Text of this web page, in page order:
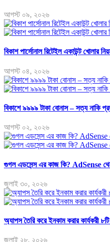
আগস্ট ০৯, ২০২৬
বিকাশ পার্সোনাল রিটেইল একাউন্ট খোলার
আগস্ট ০৪, ২০২৬
বিকাশে ৯৯৯৯ টাকা বোনাস – সত্য নাকি
আগস্ট ০২, ২০২৬
গুগল এডসেন্স এর কাজ কি? AdSense
জুলাই ৩০, ২০২৬
অ্যাপস তৈরি করে ইনকাম করার কার্যকরী
জুলাই ২৮, ২০২৬